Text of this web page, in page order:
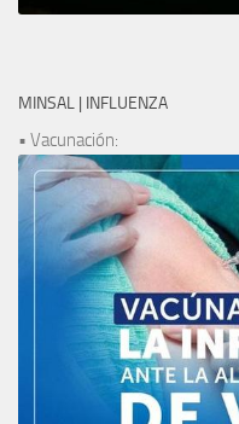
MINSAL | INFLUENZA
• Vacunación: